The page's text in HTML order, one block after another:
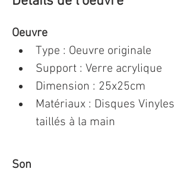
Oeuvre
Type : Oeuvre originale
Support : Verre acrylique
Dimension : 25x25cm
Matériaux : Disques Vinyles
taillés à la main
Son